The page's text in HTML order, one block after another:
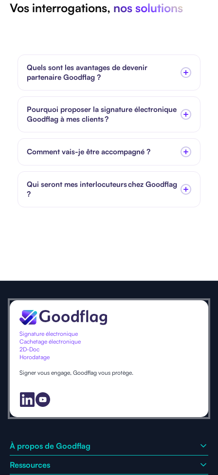
Vos interrogations, nos solutions
Quels sont les avantages de devenir
partenaire Goodflag ?
Pourquoi proposer la signature électronique
Goodflag à mes clients ?
Comment vais-je être accompagné ?
Qui seront mes interlocuteurs chez Goodflag
?
Signature électronique
Cachetage électronique
2D-Doc
Horodatage
Signer vous engage, Goodflag vous protège.
À propos de Goodflag
Qui sommes-nous ?
Ressources